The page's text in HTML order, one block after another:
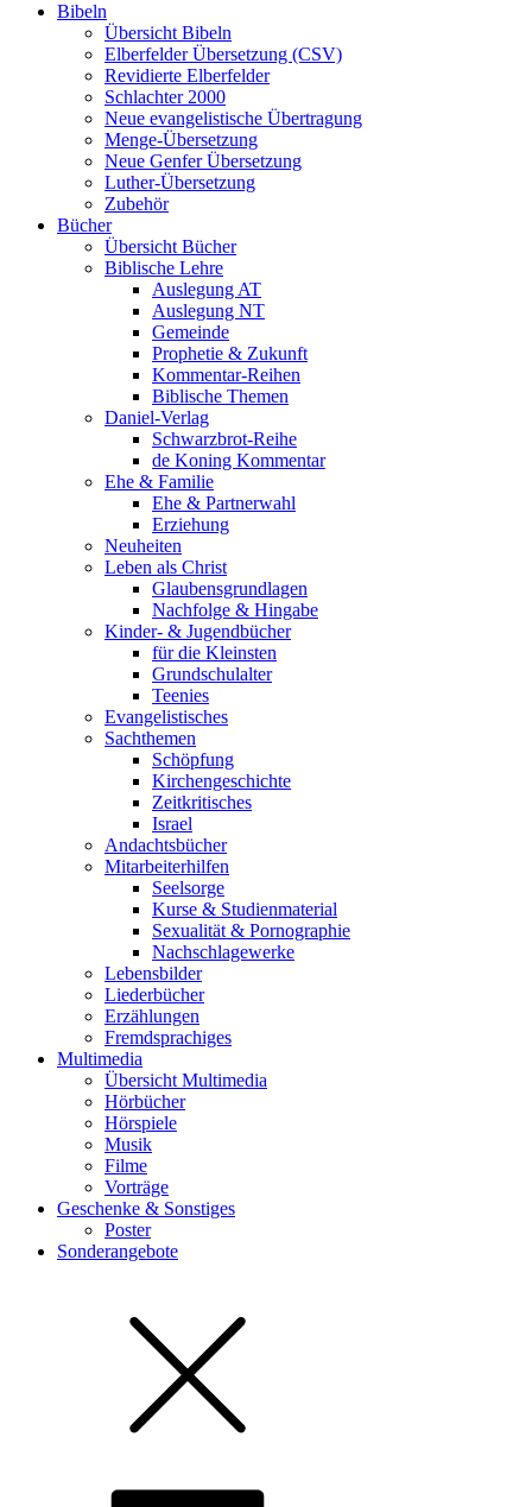
Bibeln
Übersicht Bibeln
Elberfelder Übersetzung (CSV)
Revidierte Elberfelder
Schlachter 2000
Neue evangelistische Übertragung
Menge-Übersetzung
Neue Genfer Übersetzung
Luther-Übersetzung
Zubehör
Bücher
Übersicht Bücher
Biblische Lehre
Auslegung AT
Auslegung NT
Gemeinde
Prophetie & Zukunft
Kommentar-Reihen
Biblische Themen
Daniel-Verlag
Schwarzbrot-Reihe
de Koning Kommentar
Ehe & Familie
Ehe & Partnerwahl
Erziehung
Neuheiten
Leben als Christ
Glaubensgrundlagen
Nachfolge & Hingabe
Kinder- & Jugendbücher
für die Kleinsten
Grundschulalter
Teenies
Evangelistisches
Sachthemen
Schöpfung
Kirchengeschichte
Zeitkritisches
Israel
Andachtsbücher
Mitarbeiterhilfen
Seelsorge
Kurse & Studienmaterial
Sexualität & Pornographie
Nachschlagewerke
Lebensbilder
Liederbücher
Erzählungen
Fremdsprachiges
Multimedia
Übersicht Multimedia
Hörbücher
Hörspiele
Musik
Filme
Vorträge
Geschenke & Sonstiges
Poster
Sonderangebote